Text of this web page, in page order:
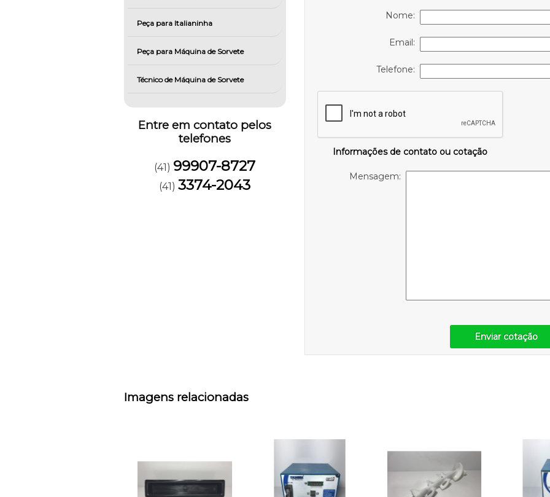
Peça para Italianinha
Peça para Máquina de Sorvete
Técnico de Máquina de Sorvete
Entre em contato pelos
telefones
(41) 99907-8727
(41)3374-2043
Nome:
Email:
Telefone:
Informações de contato ou cotação
Mensagem:
Enviar cotação
Imagens relacionadas